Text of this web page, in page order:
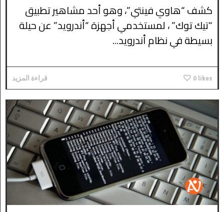
كشف “هاوي فينتي”، وهو أحد مشاهير تطبيق
“تيك توك” ، لمستخدمي أجهزة “أندرويد” عن حيلة
بسيطة في نظام أندرويد...
0 likes قراءة المزيد